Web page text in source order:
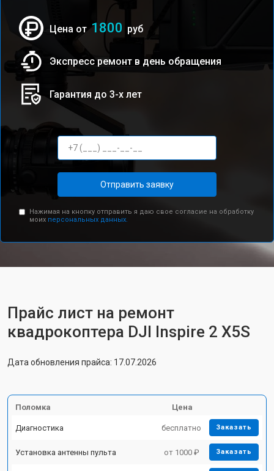
Цена от1800 руб
Экспресс ремонт в день обращения
Гарантия до 3-х лет
Отправить заявку
Нажимая на кнопку отправить я даю свое согласие на обработку
моих персональных данных.
Прайс лист на ремонт
квадрокоптера DJI Inspire 2 X5S
Дата обновления прайса: 17.07.2026
Поломка Цена
Диагностика бесплатно Заказать
Установка антенны пульта от 1000 ₽ Заказать